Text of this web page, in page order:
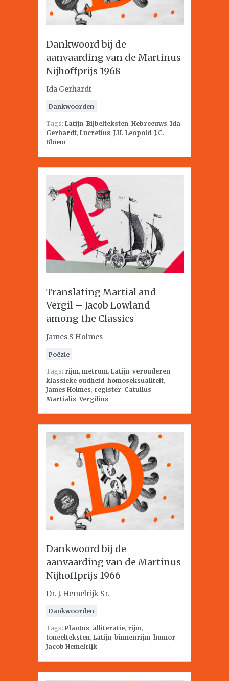
Dankwoord bij de
aanvaarding van de Martinus
Nijhoffprijs 1968
Ida Gerhardt
Dankwoorden
Tags: Latijn, Bijbelteksten, Hebreeuws, Ida
Gerhardt, Lucretius, J.H. Leopold, J.C.
Bloem
Translating Martial and
Vergil – Jacob Lowland
among the Classics
James S Holmes
Poëzie
Tags: rijm, metrum, Latijn, verouderen,
klassieke oudheid, homoseksualiteit,
James Holmes, register, Catullus,
Martialis,Vergilius
Dankwoord bij de
aanvaarding van de Martinus
Nijhoffprijs 1966
Dr. J. Hemelrijk Sr.
Dankwoorden
Tags: Plautus, alliteratie, rijm,
toneelteksten, Latijn, binnenrijm, humor,
Jacob Hemelrijk